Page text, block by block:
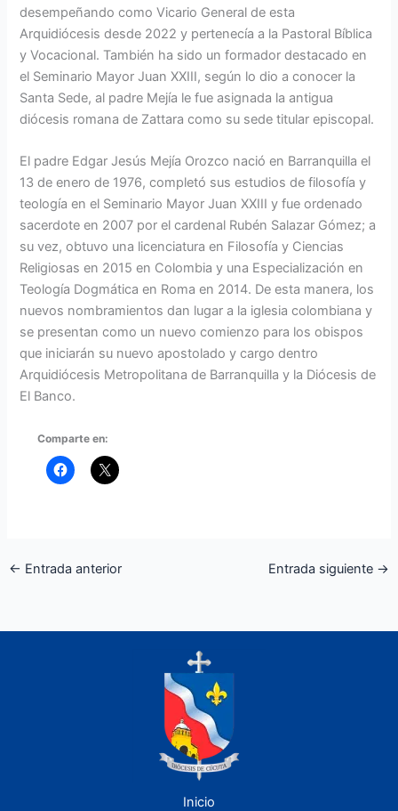
desempeñando como Vicario General de esta
Arquidiócesis desde 2022 y pertenecía a la Pastoral Bíblica
y Vocacional. También ha sido un formador destacado en
el Seminario Mayor Juan XXIII, según lo dio a conocer la
Santa Sede, al padre Mejía le fue asignada la antigua
diócesis romana de Zattara como su sede titular episcopal.
El padre Edgar Jesús Mejía Orozco nació en Barranquilla el
13 de enero de 1976, completó sus estudios de filosofía y
teología en el Seminario Mayor Juan XXIII y fue ordenado
sacerdote en 2007 por el cardenal Rubén Salazar Gómez; a
su vez, obtuvo una licenciatura en Filosofía y Ciencias
Religiosas en 2015 en Colombia y una Especialización en
Teología Dogmática en Roma en 2014. De esta manera, los
nuevos nombramientos dan lugar a la iglesia colombiana y
se presentan como un nuevo comienzo para los obispos
que iniciarán su nuevo apostolado y cargo dentro
Arquidiócesis Metropolitana de Barranquilla y la Diócesis de
El Banco.
Comparte en:
← Entrada anterior Entrada siguiente →
Inicio